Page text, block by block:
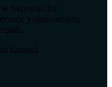
başvuran bir
yaşam anlamı,
kazandı.